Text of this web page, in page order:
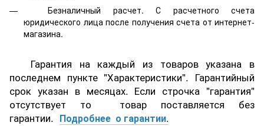
Безналичный расчет. С расчетного счета
юридического лица после получения счета от интернет-
магазина.
Гарантия на каждый из товаров указана в
последнем пункте "Характеристики". Гарантийный
срок указан в месяцах. Если строчка "гарантия"
отсутствует то товар поставляется без
гарантии. Подробнее о гарантии.